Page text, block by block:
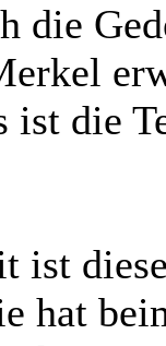
die
ist die
ist
hat